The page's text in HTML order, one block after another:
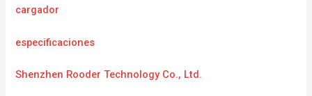
cargador
especificaciones
Shenzhen Rooder Technology Co., Ltd.